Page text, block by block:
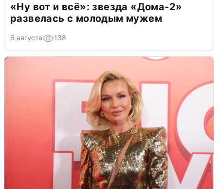
«Ну вот и всё»: звезда «Дома-2»
развелась с молодым мужем
6 августа 138